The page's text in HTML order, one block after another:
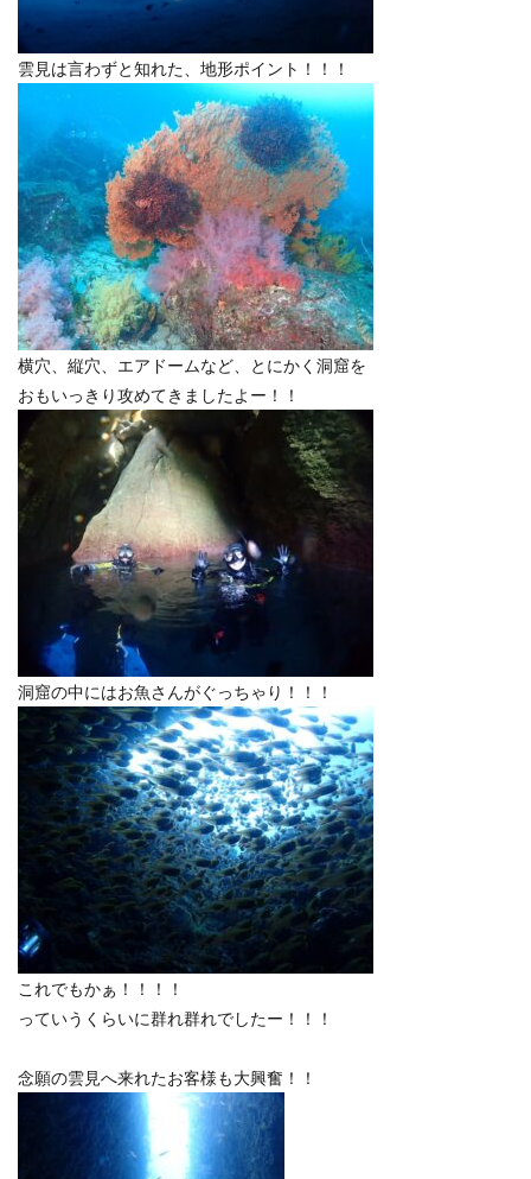
雲見は言わずと知れた、地形ポイント！！！
横穴、縦穴、エアドームなど、とにかく洞窟を
おもいっきり攻めてきましたよー！！
洞窟の中にはお魚さんがぐっちゃり！！！
これでもかぁ！！！！
っていうくらいに群れ群れでしたー！！！
念願の雲見へ来れたお客様も大興奮！！